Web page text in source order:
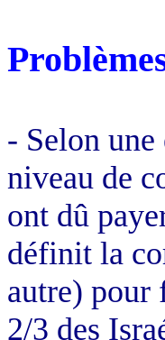
- Selon
niveau de
ont dû
définit la
autre) pour
2/3 des